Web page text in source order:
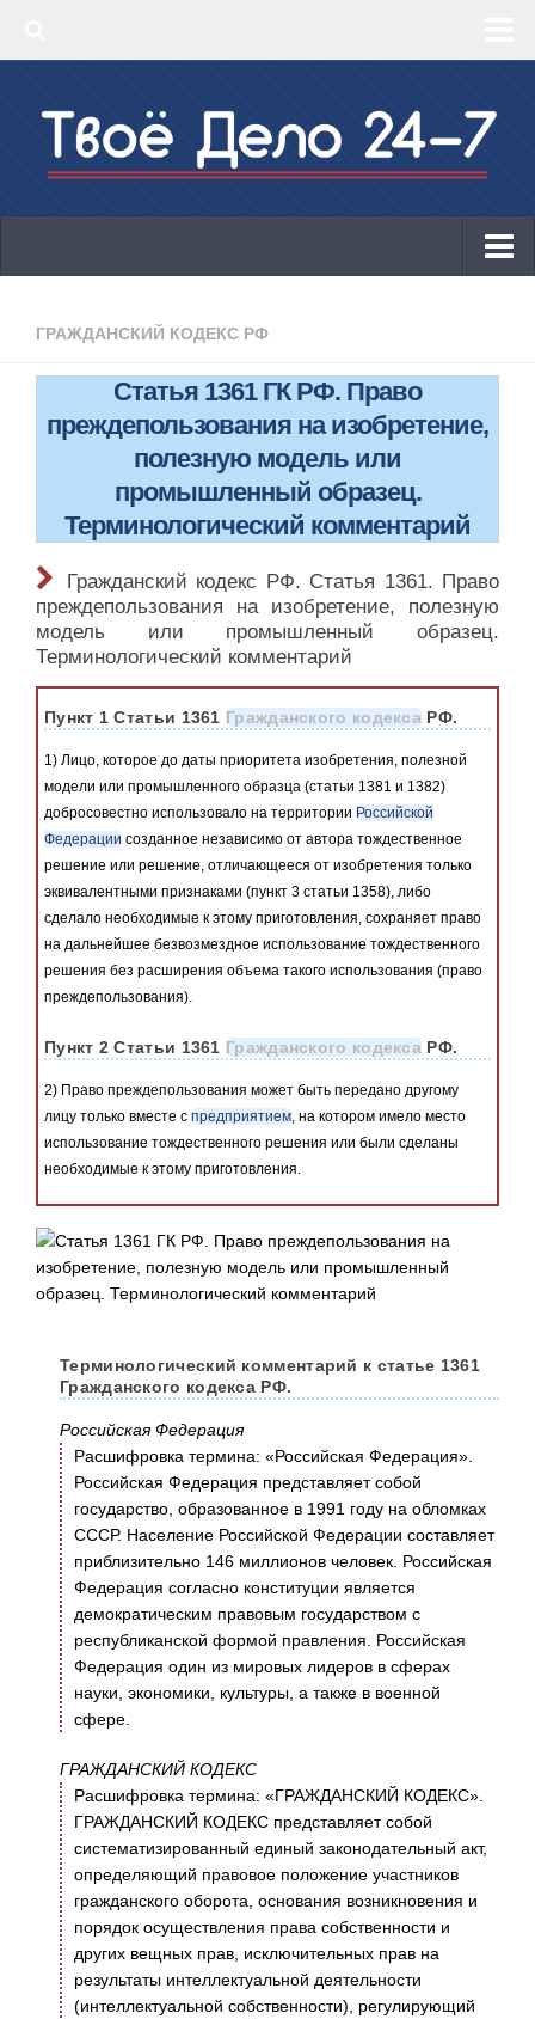
‣ КБК 2019
КБК 2019
ОКВЭД 2019
Законодательство
ГРАЖДАНСКИЙ КОДЕКС РФ
Статья 1361 ГК РФ. Право
преждепользования на изобретение,
полезную модель или
промышленный образец.
Терминологический комментарий
Гражданский кодекс РФ. Статья 1361. Право
преждепользования на изобретение, полезную
модель или промышленный образец.
Терминологический комментарий
Пункт 1 Статьи 1361Гражданского кодекса РФ.
1) Лицо, которое до даты приоритета изобретения, полезной
модели или промышленного образца (статьи 1381 и 1382)
добросовестно использовало на территории Российской
Федерации созданное независимо от автора тождественное
решение или решение, отличающееся от изобретения только
эквивалентными признаками (пункт 3 статьи 1358), либо
сделало необходимые к этому приготовления, сохраняет право
на дальнейшее безвозмездное использование тождественного
решения без расширения объема такого использования (право
преждепользования).
Пункт 2 Статьи 1361Гражданского кодекса РФ.
2) Право преждепользования может быть передано другому
лицу только вместе с предприятием, на котором имело место
использование тождественного решения или были сделаны
необходимые к этому приготовления.
Терминологический комментарий к статье 1361
Гражданского кодекса РФ.
Российская Федерация
Расшифровка термина: «Российская Федерация».
Российская Федерация представляет собой
государство, образованное в 1991 году на обломках
СССР. Население Российской Федерации составляет
приблизительно 146 миллионов человек. Российская
Федерация согласно конституции является
демократическим правовым государством с
республиканской формой правления. Российская
Федерация один из мировых лидеров в сферах
науки, экономики, культуры, а также в военной
сфере.
ГРАЖДАНСКИЙ КОДЕКС
Расшифровка термина: «ГРАЖДАНСКИЙ КОДЕКС».
ГРАЖДАНСКИЙ КОДЕКС представляет собой
систематизированный единый законодательный акт,
определяющий правовое положение участников
гражданского оборота, основания возникновения и
порядок осуществления права собственности и
других вещных прав, исключительных прав на
результаты интеллектуальной деятельности
(интеллектуальной собственности), регулирующий